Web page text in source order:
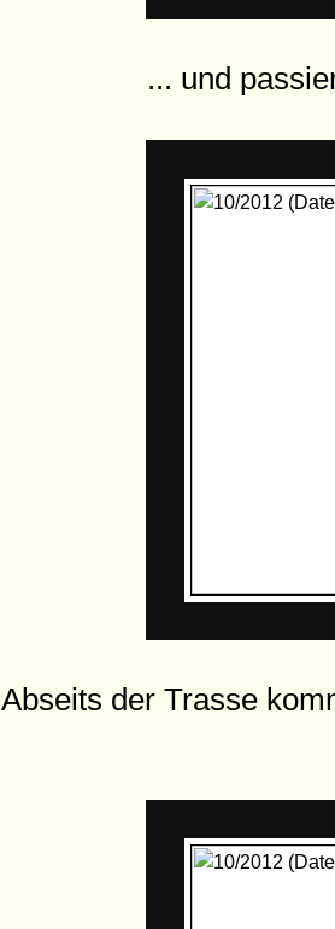
... und
Abseits der Trasse